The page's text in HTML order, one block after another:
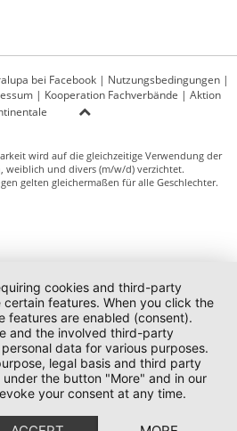
bei Facebook | Nutzungsbedingungen |
| Kooperation Fachverbände | Aktion
wird auf die gleichzeitige Verwendung der
weiblich und divers (m/w/d) verzichtet.
gelten gleichermaßen für alle Geschlechter.
cookies and third-party
features. When you click the
features are enabled (consent).
and the involved third-party
data for various purposes.
legal basis and third party
the button "More" and in our
your consent at any time.